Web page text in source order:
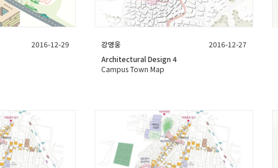
2016-12-29
강영웅
2016-12-27
Architectural Design 4
Campus Town Map